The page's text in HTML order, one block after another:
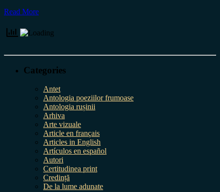
Read More
Categories
Antet
Antologia poeziilor frumoase
Antologia rușinii
Arhiva
Arte vizuale
Article en français
Articles in English
Artículos en español
Autori
Certitudinea print
Credință
De la lume adunate